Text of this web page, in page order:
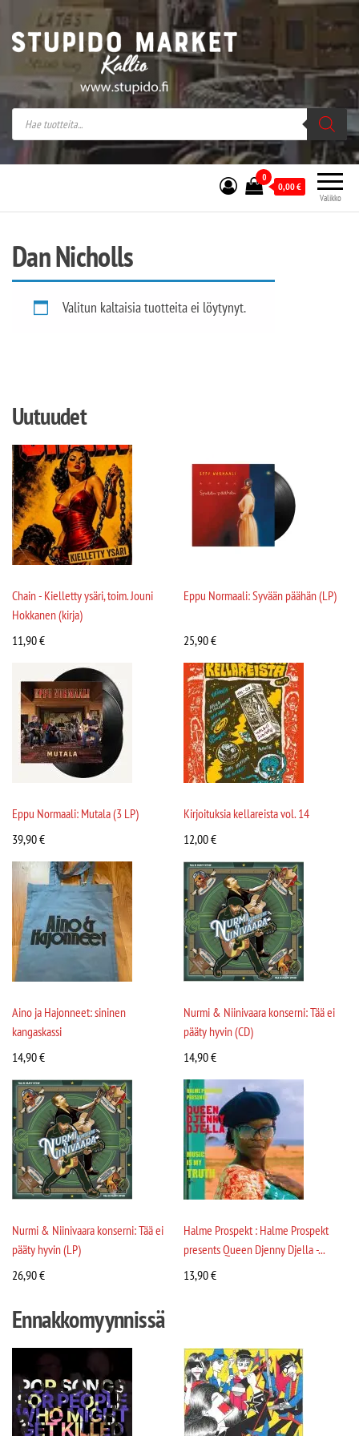
Stupido Market – verkossa ja kivijalassa
Stupido Market on vaihtoehtomusaan
erikoistunut verkko- sekä
kivijalkakauppa Helsingissä Kallion
sydämessä.
Valikko
0
0,00€
Dan Nicholls
Valitun kaltaisia tuotteita ei löytynyt.
Uutuudet
Chain - Kielletty ysäri, toim. Jouni
Hokkanen (kirja)
11,90€
Eppu Normaali: Syvään päähän (LP)
25,90€
Eppu Normaali: Mutala (3 LP)
39,90€
Kirjoituksia kellareista vol. 14
12,00€
Aino ja Hajonneet: sininen
kangaskassi
14,90€
Nurmi & Niinivaara konserni: Tää ei
pääty hyvin (CD)
14,90€
Nurmi & Niinivaara konserni: Tää ei
pääty hyvin (LP)
26,90€
Halme Prospekt : Halme Prospekt
presents Queen Djenny Djella -...
13,90€
Ennakkomyynnissä